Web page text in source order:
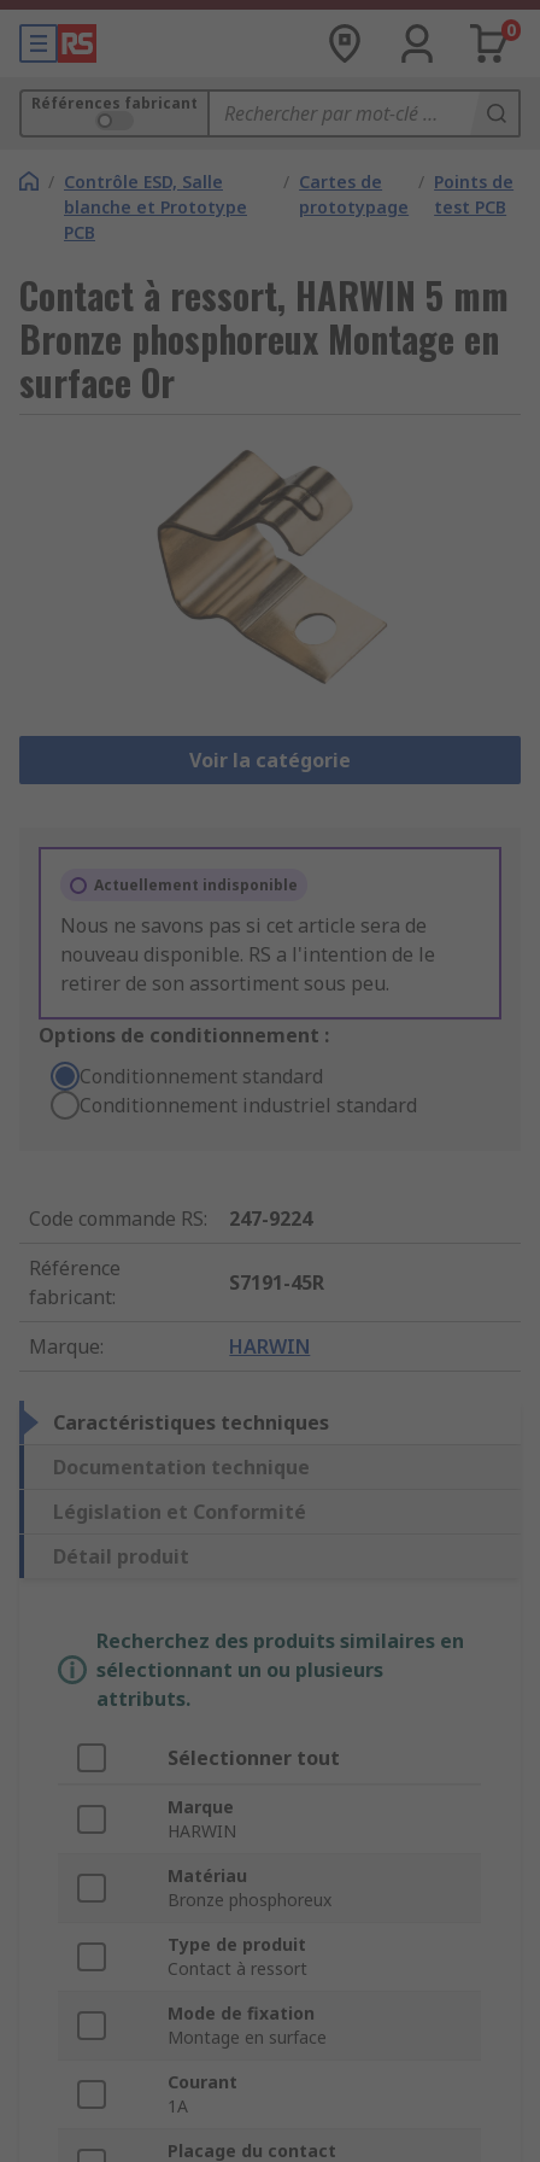
0
Références fabricant
/ Contrôle ESD, Salle
blanche et Prototype
PCB
/ Cartes de
prototypage
/ Points de
test PCB
Contact à ressort, HARWIN 5 mm
Bronze phosphoreux Montage en
surface Or
Voir la catégorie
Actuellement indisponible
Nous ne savons pas si cet article sera de
nouveau disponible. RS a l'intention de le
retirer de son assortiment sous peu.
Options de conditionnement :
Conditionnement standard
Conditionnement industriel standard
Code commande RS:
247-9224
Référence
fabricant:
S7191-45R
Marque: HARWIN
Caractéristiques techniques
Documentation technique
Législation et Conformité
Détail produit
Recherchez des produits similaires en
sélectionnant un ou plusieurs
attributs.
Sélectionner tout
Marque
HARWIN
Matériau
Bronze phosphoreux
Type de produit
Contact à ressort
Mode de fixation
Montage en surface
Courant
1A
Placage du contact